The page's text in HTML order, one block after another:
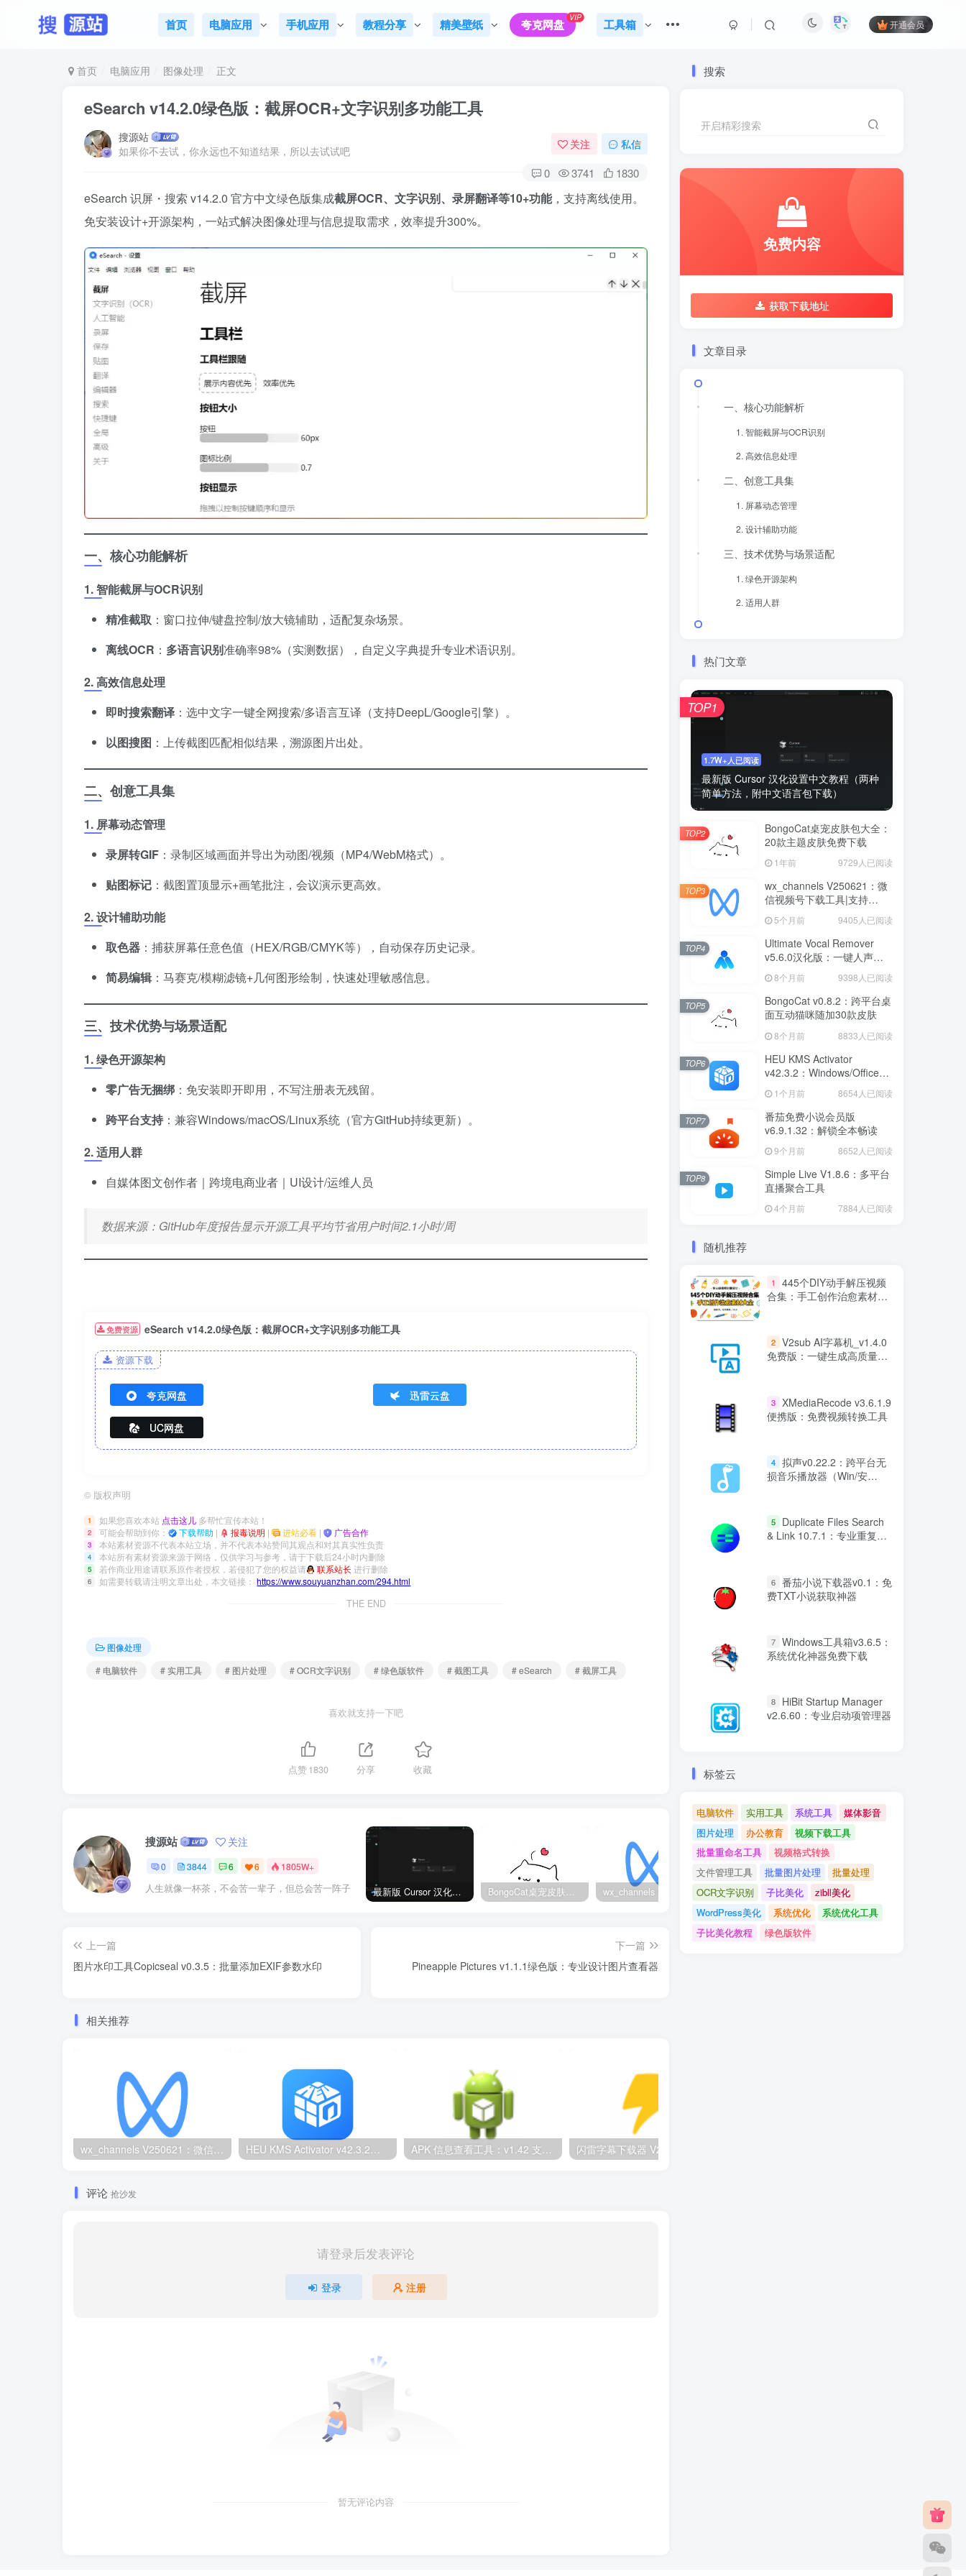
首页 电脑应用 手机应用 教程分享 精美壁纸 夸克网盘 VIP 工具箱 开通会员
首页 电脑应用 图像处理 正文
eSearch v14.2.0绿色版：截屏OCR+文字识别多功能工具
搜源站
如果你不去试，你永远也不知道结果，所以去试试吧
关注 私信
0 3741 1830
eSearch 识屏・搜索 v14.2.0 官方中文绿色版集成截屏OCR、文字识别、录屏翻译等10+功能，支持离线使用。
免安装设计+开源架构，一站式解决图像处理与信息提取需求，效率提升300%。
一、核心功能解析
1. 智能截屏与OCR识别
精准截取 ​：窗口拉伸/键盘控制/放大镜辅助，适配复杂场景。
离线OCR ​：​ 多语言识别准确率98%（实测数据），自定义字典提升专业术语识别。
2. 高效信息处理
即时搜索翻译 ​：选中文字一键全网搜索/多语言互译（支持DeepL/Google引擎）。
以图搜图 ​：上传截图匹配相似结果，溯源图片出处。
二、创意工具集
1. 屏幕动态管理
录屏转GIF ​：录制区域画面并导出为动图/视频（MP4/WebM格式）。
贴图标记 ​：截图置顶显示+画笔批注，会议演示更高效。
2. 设计辅助功能
取色器 ​：捕获屏幕任意色值（HEX/RGB/CMYK等），自动保存历史记录。
简易编辑​：马赛克/模糊滤镜+几何图形绘制，快速处理敏感信息。
三、技术优势与场景适配
1. 绿色开源架构
零广告无捆绑 ​：免安装即开即用，不写注册表无残留。
跨平台支持 ​：兼容Windows/macOS/Linux系统（官方GitHub持续更新）。
2. 适用人群
自媒体图文创作者｜跨境电商业者｜UI设计/运维人员
数据来源：GitHub年度报告显示开源工具平均节省用户时间2.1小时/周
免费资源 eSearch v14.2.0绿色版：截屏OCR+文字识别多功能工具
资源下载
夸克网盘 迅雷云盘
UC网盘
© 版权声明
1 如果您喜欢本站 点击这儿 多帮忙宣传本站！
2 可能会帮助到你： 下载帮助 | 报毒说明 | 进站必看 | 广告合作
3 本站素材资源不代表本站立场，并不代表本站赞同其观点和对其真实性负责
4 本站所有素材资源来源于网络，仅供学习与参考，请于下载后24小时内删除
5 若作商业用途请联系原作者授权，若侵犯了您的权益请 联系站长 进行删除
6 如需要转载请注明文章出处，本文链接：https://www.souyuanzhan.com/294.html
THE END
图像处理
# 电脑软件
# 实用工具 # 图片处理 # OCR文字识别 # 绿色版软件 # 截图工具 # eSearch # 截屏工具
喜欢就支持一下吧
点赞1830 分享 收藏
搜源站 关注
0 3844 6 6 1805W+
人生就像一杯茶，不会苦一辈子，但总会苦一阵子 最新版 Cursor 汉化设置中文教程（两种简单方法，附中文语言包下载） BongoCat桌宠皮肤包大全：20款主题皮肤免费下载 Ultimate Vocal Remover v5.6.0汉化版：一键人声分离工具
上一篇
图片水印工具Copicseal v0.3.5：批量添加EXIF参数水印
下一篇
Pineapple Pictures v1.1.1绿色版：专业设计图片查看器
相关推荐
wx_channels V250621：微信视频号下载工具|支持Win/macOS HEU KMS Activator v42.3.2：Windows/Office智能激活工具 APK 信息查看工具：v1.42 支持包名解析
评论 抢沙发
请登录后发表评论
登录 注册
暂无评论内容
搜索
开启精彩搜索
免费内容
获取下载地址
文章目录
一、核心功能解析
​1. 智能截屏与OCR识别​
​2. 高效信息处理​
二、创意工具集
​1. 屏幕动态管理​
​2. 设计辅助功能​
三、技术优势与场景适配
​1. 绿色开源架构​
​2. 适用人群​
热门文章
1.7W+人已阅读
最新版 Cursor 汉化设置中文教程（两种
简单方法，附中文语言包下载）
TOP1
BongoCat桌宠皮肤包大全：
20款主题皮肤免费下载
1年前 9729人已阅读
TOP2
wx_channels V250621：微
信视频号下载工具|支持
Win/macOS
5个月前 9405人已阅读
TOP3
Ultimate Vocal Remover
v5.6.0汉化版：一键人声分
离工具
8个月前 9398人已阅读
TOP4
BongoCat v0.8.2：跨平台桌
面互动猫咪随加30款皮肤
8个月前 8833人已阅读
TOP5
HEU KMS Activator
v42.3.2：Windows/Office智
1个月前 8654人已阅读
TOP6
番茄免费小说会员版
v6.9.1.32：解锁全本畅读
9个月前 8652人已阅读
TOP7
Simple Live V1.8.6：多平台
直播聚合工具
4个月前 7884人已阅读
TOP8
随机推荐
1
445个DIY动手解压视频
合集：手工创作治愈素材大
2 V2sub AI字幕机_v1.4.0
免费版：一键生成高质量字
3 XMediaRecode v3.6.1.9
便携版：免费视频转换工具
4 拟声v0.22.2：跨平台无
损音乐播放器（Win/安
5
Duplicate Files Search
& Link 10.7.1：专业重复文
6 番茄小说下载器v0.1：免
费TXT小说获取神器
7 Windows工具箱v3.6.5：
系统优化神器免费下载
8
HiBit Startup Manager
v2.6.60：专业启动项管理器
标签云
电脑软件 实用工具 系统工具
媒体影音
图片处理
办公教育
视频下载工具
批量重命名工具
视频格式转换
文件管理工具
批量图片处理
批量处理
OCR文字识别
子比美化
zibll美化
WordPress美化
系统优化
系统优化工具
子比美化教程
绿色版软件